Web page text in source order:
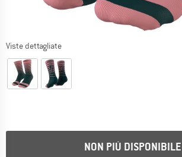
Viste dettagliate
NON PIÙ DISPONIBILE